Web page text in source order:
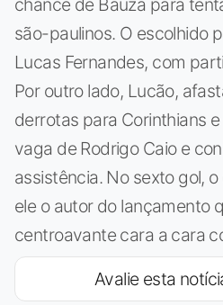
são-paulinos. O escolhido
Lucas Fernandes, com
Por outro lado, Lucão,
derrotas para Corinthians
vaga de Rodrigo Caio e
assistência. No sexto gol,
ele o autor do lançamento
centroavante cara a cara
Avalie esta